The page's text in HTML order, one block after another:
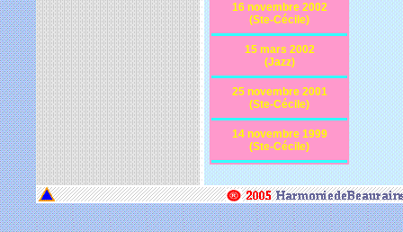
16 novembre 2002
(Ste-Cécile)
15 mars 2002
(Jazz)
25 novembre 2001
(Ste-Cécile)
14 novembre 1999
(Ste-Cécile)